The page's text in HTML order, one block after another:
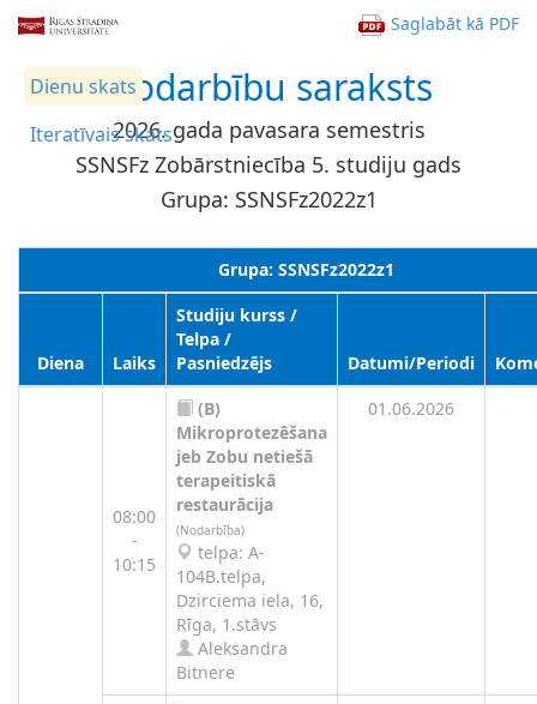
Saglabāt kā PDF
Dienu skats
Iteratīvais skats
Nodarbību saraksts
2026. gada pavasara semestris
SSNSFz Zobārstniecība 5. studiju gads
Grupa: SSNSFz2022z1
Grupa: SSNSFz2022z1
Diena Laiks
Studiju kurss /
Telpa /
Pasniedzējs
Datumi/Periodi
08:00
-
10:15
(B)
Mikroprotezēšana
jeb Zobu netiešā
terapeitiskā
restaurācija
(Nodarbība)
telpa: A-
104B.telpa,
Dzirciema iela, 16,
Rīga, 1.stāvs
Aleksandra
Bitnere
01.06.2026